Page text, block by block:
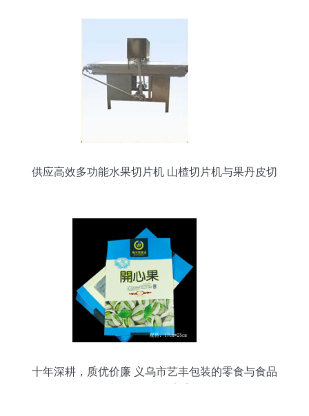
供应高效多功能水果切片机 山楂切片机与果丹皮切
十年深耕，质优价廉 义乌市艺丰包装的零食与食品